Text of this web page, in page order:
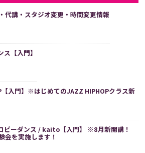
代講・スタジオ変更・時間変更情報
ス【入門】
【入門】※はじめてのJAZZ HIPHOPクラス新
ピーダンス / kaito【入門】 ※8月新開講！
会を実施します！